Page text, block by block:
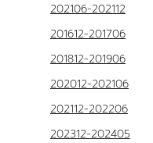
202106-202112
201612-201706
201812-201906
202012-202106
202112-202206
202312-202405